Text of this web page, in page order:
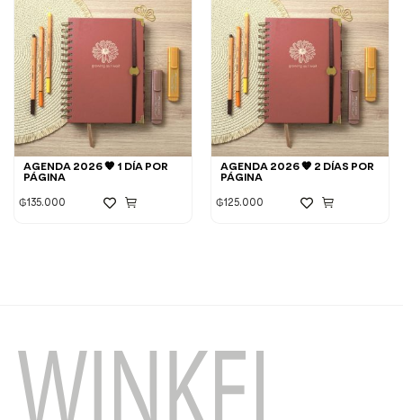
AGENDA 2026 🧡 1 DÍA POR
PÁGINA
₲135.000
AGENDA 2026 🧡 2 DÍAS POR
PÁGINA
₲125.000